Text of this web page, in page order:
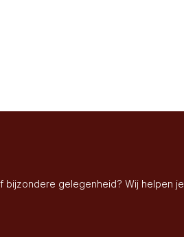
bijzondere gelegenheid? Wij helpen je